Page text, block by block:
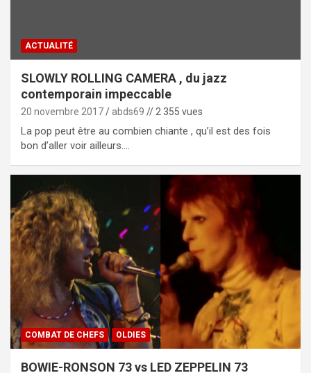
ACTUALITÉ
SLOWLY ROLLING CAMERA , du jazz
contemporain impeccable
20 novembre 2017 abds69 // 2 355 vues
La pop peut être au combien chiante , qu’il est des fois
bon d’aller voir ailleurs.…
COMBAT DE CHEFS OLDIES
BOWIE-RONSON 73 vs LED ZEPPELIN 73